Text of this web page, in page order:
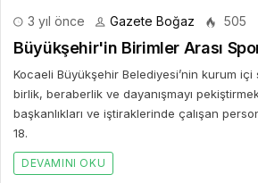
3 yıl önce Gazete Boğaz 505
Büyükşehir'in Birimler Arası
Kocaeli Büyükşehir Belediyesi’nin kurum içi
birlik, beraberlik ve dayanışmayı
başkanlıkları ve iştiraklerinde çalışan
18.
DEVAMINI OKU